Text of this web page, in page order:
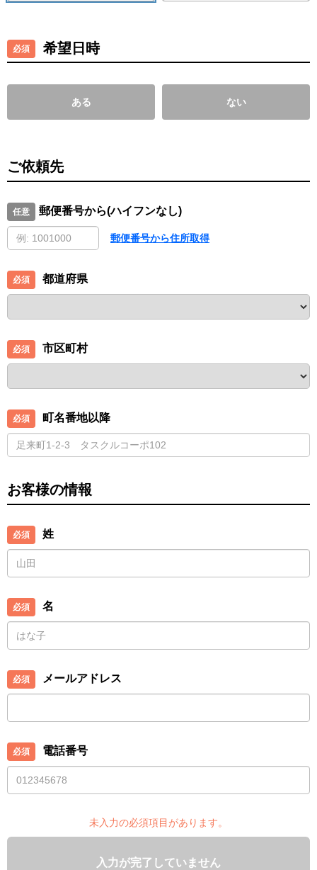
希望日時
ある ない
ご依頼先
郵便番号から(ハイフンなし)
郵便番号から住所取得
都道府県
市区町村
町名番地以降
お客様の情報
姓
名
メールアドレス
電話番号
未入力の必須項目があります。